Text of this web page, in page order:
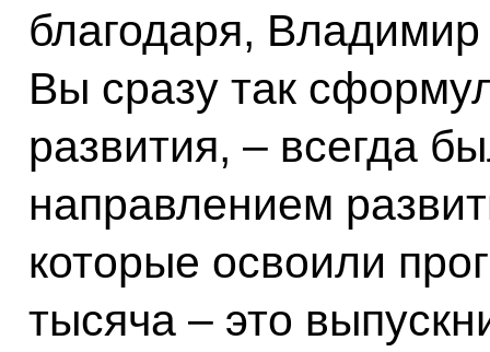
благодаря,
Вы сразу так
развития, – всегда
направлением
которые освоили
тысяча – это